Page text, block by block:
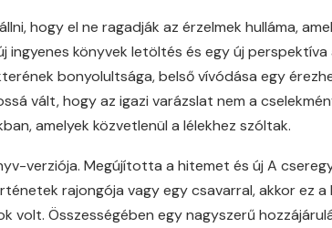
hogy el ne ragadják az érzelmek hulláma,
könyvek letöltés és egy új perspektíva
bonyolultsága, belső vívódása egy
vált, hogy az igazi varázslat nem a
amelyek közvetlenül a lélekhez szóltak.
verziója. Megújította a hitemet és új A
rajongója vagy egy csavarral, akkor ez a
volt. Összességében egy nagyszerű